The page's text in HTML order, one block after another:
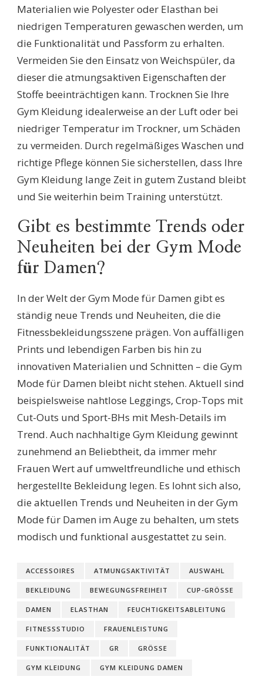
Materialien wie Polyester oder Elasthan bei
niedrigen Temperaturen gewaschen werden, um
die Funktionalität und Passform zu erhalten.
Vermeiden Sie den Einsatz von Weichspüler, da
dieser die atmungsaktiven Eigenschaften der
Stoffe beeinträchtigen kann. Trocknen Sie Ihre
Gym Kleidung idealerweise an der Luft oder bei
niedriger Temperatur im Trockner, um Schäden
zu vermeiden. Durch regelmäßiges Waschen und
richtige Pflege können Sie sicherstellen, dass Ihre
Gym Kleidung lange Zeit in gutem Zustand bleibt
und Sie weiterhin beim Training unterstützt.
Gibt es bestimmte Trends oder
Neuheiten bei der Gym Mode
für Damen?
In der Welt der Gym Mode für Damen gibt es
ständig neue Trends und Neuheiten, die die
Fitnessbekleidungsszene prägen. Von auffälligen
Prints und lebendigen Farben bis hin zu
innovativen Materialien und Schnitten – die Gym
Mode für Damen bleibt nicht stehen. Aktuell sind
beispielsweise nahtlose Leggings, Crop-Tops mit
Cut-Outs und Sport-BHs mit Mesh-Details im
Trend. Auch nachhaltige Gym Kleidung gewinnt
zunehmend an Beliebtheit, da immer mehr
Frauen Wert auf umweltfreundliche und ethisch
hergestellte Bekleidung legen. Es lohnt sich also,
die aktuellen Trends und Neuheiten in der Gym
Mode für Damen im Auge zu behalten, um stets
modisch und funktional ausgestattet zu sein.
ACCESSOIRES ATMUNGSAKTIVITÄT AUSWAHL
BEKLEIDUNG BEWEGUNGSFREIHEIT CUP-GRÖSSE
DAMEN ELASTHAN FEUCHTIGKEITSABLEITUNG
FITNESSSTUDIO FRAUENLEISTUNG
FUNKTIONALITÄT GR GRÖSSE
GYM KLEIDUNG GYM KLEIDUNG DAMEN